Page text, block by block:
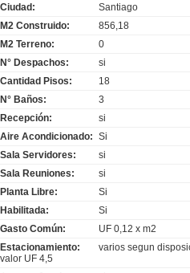
Ciudad:
Santiago
M2 Construido:
856,18
M2 Terreno:
0
N° Despachos:
si
Cantidad Pisos:
18
N° Baños:
3
Recepción:
si
Aire Acondicionado: Si
Sala Servidores:
si
Sala Reuniones:
si
Planta Libre:
Si
Habilitada:
Si
Gasto Común:
UF 0,12 x m2
Estacionamiento:
varios segun
valor UF 4,5